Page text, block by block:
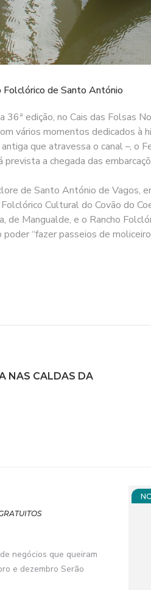
Folclórico de Santo António
edição, no Cais das Folsas
vários momentos dedicados à
que atravessa o canal –,
a chegada das
de Santo António de Vagos,
Cultural do Covão do
de Mangualde, e o Rancho
“fazer passeios de
NAS CALDAS DA
negócios que queiram
e dezembro Serão